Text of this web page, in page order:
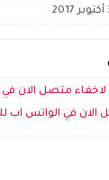
متصل الان في
في الواتس اب